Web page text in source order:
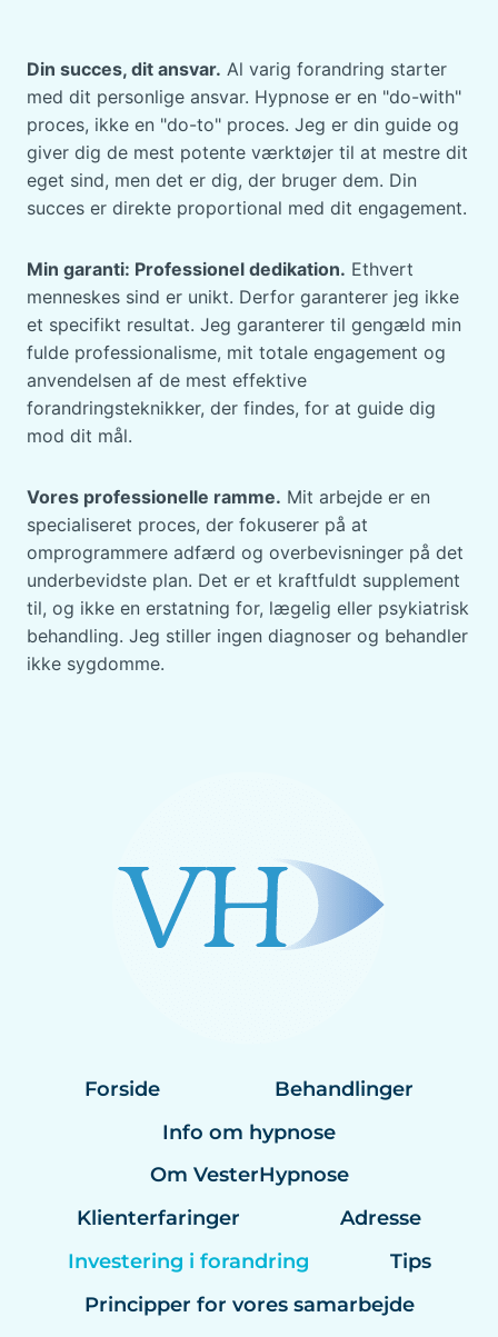
Din succes, dit ansvar. Al varig forandring starter
med dit personlige ansvar. Hypnose er en "do-with"
proces, ikke en "do-to" proces. Jeg er din guide og
giver dig de mest potente værktøjer til at mestre dit
eget sind, men det er dig, der bruger dem. Din
succes er direkte proportional med dit engagement.
Min garanti: Professionel dedikation. Ethvert
menneskes sind er unikt. Derfor garanterer jeg ikke
et specifikt resultat. Jeg garanterer til gengæld min
fulde professionalisme, mit totale engagement og
anvendelsen af de mest effektive
forandringsteknikker, der findes, for at guide dig
mod dit mål.
Vores professionelle ramme. Mit arbejde er en
specialiseret proces, der fokuserer på at
omprogrammere adfærd og overbevisninger på det
underbevidste plan. Det er et kraftfuldt supplement
til, og ikke en erstatning for, lægelig eller psykiatrisk
behandling. Jeg stiller ingen diagnoser og behandler
ikke sygdomme.
Forside
Behandlinger
Info om hypnose
Om VesterHypnose
Klienterfaringer
Adresse
Investering i forandring
Tips
Principper for vores samarbejde